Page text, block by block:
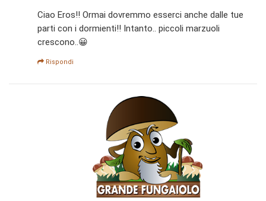
Ciao Eros!! Ormai dovremmo esserci anche dalle tue
parti con i dormienti!! Intanto.. piccoli marzuoli
crescono..😀
Rispondi